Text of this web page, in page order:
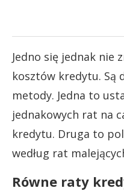
Jedno się jednak nie
kosztów kredytu. Są
metody. Jedna to
jednakowych rat na
kredytu. Druga to
według rat
Równe raty